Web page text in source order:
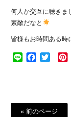
何人か交互に聴きま
素敵だなと
皆様もお時間ある時
Line Facebook
Twitter
« 前のページ